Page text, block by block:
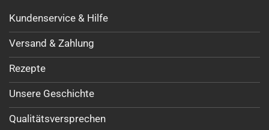
Kundenservice & Hilfe
Versand & Zahlung
Rezepte
Unsere Geschichte
Qualitätsversprechen